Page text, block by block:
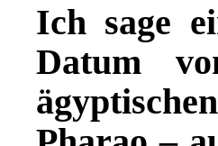
Ich sage
Datum